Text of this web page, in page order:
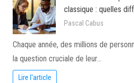
classique : quelles
Pascal Cabus
Chaque année, des millions de
la question cruciale de leur…
Lire l'article